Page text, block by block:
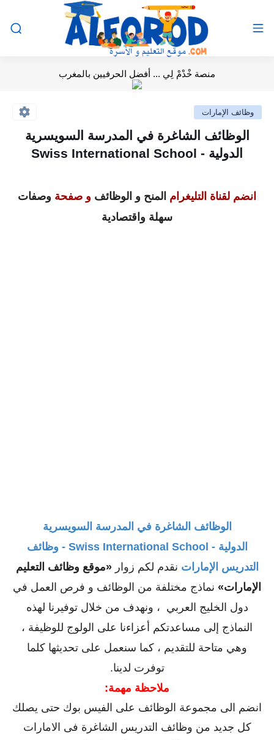
منصة خْدْمْ لِي ... أفضل الحرفيين بالمغرب
وظائف الإمارات
الوظائف الشاغرة في المدرسة السويسرية
الدولية - Swiss International School
انضم لقناة التليغرام المنح و الوظائف و صفحة وصفات
سهلة واقتصادية
الوظائف الشاغرة في المدرسة السويسرية
الدولية -
Swiss International School - وظائف
التدريس الإمارات نقدم لكم زوار«موقع وظائف التعليم
الإمارات» نماذج مختلفة من الوظائف و فرص العمل في
دول الخليج العربي ، ونهدف من خلال توفيرنا لهذه
النماذج إلى مساعدتكم أعزاءنا على الولوج للوظيفة ،
وهي متاحة للتقديم ، كما سنعمل على تحديثها كلما
توفرت لدينا.
ملاحظة مهمة:
انضم الى مجموعة الوظائف على الفيس بوك حتى يصلك
كل جديد من وظائف التدريس الشاغرة فى الامارات